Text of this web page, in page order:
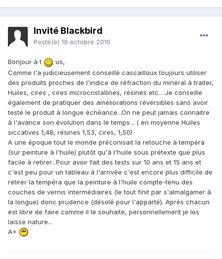
Invité Blackbird
Posté(e) 19 octobre 2010
Bonjour à t
us,
Comme l'a judicieusement conseillé cascailloux toujours utiliser
des produits proches de l'indice de réfraction du minéral à traiter,
Huiles, cires , cires microcristallines, résines etc... Je conseille
également de pratiquer des améliorations réversibles sans avoir
testé le produit à longue échéance...On ne peut jamais connaitre
à l'avance son évolution dans le temps... ( en moyenne Huiles
siccatives 1,48, résines 1,53, cires, 1,50)
A une époque tout le monde préconisait la retouche à tempéra
(sur peinture à l'huile) plutôt qu'à l'huile sous prétexte que plus
facile à retirer...Pour avoir fait des tests sur 10 ans et 15 ans et
c'est peu pour un tableau à l'arrivée c'est encore plus difficile de
retirer la tempéra que la peinture à l'huile compte-tenu des
couches de vernis intermédiaires (le tout finit par s'almalgamer à
la longue) donc prudence (désolé pour l'apparté). Après chacun
est libre de faire comme il le souhaite, personnellement je les
laisse nature...
A+